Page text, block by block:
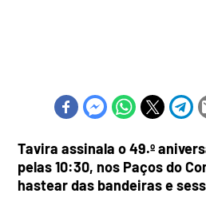
Tavira assinala o 49.º
pelas 10:30, nos Paços do
hastear das bandeiras e